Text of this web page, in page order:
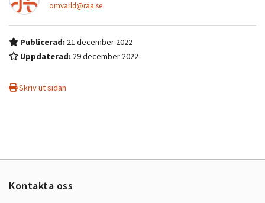
omvarld@raa.se
Publicerad: 21 december 2022
Uppdaterad: 29 december 2022
Skriv ut sidan
Kontakta oss